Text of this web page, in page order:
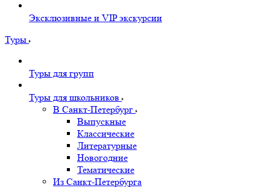
Эксклюзивные и VIP экскурсии
Туры
Туры для групп
Туры для школьников
В Санкт-Петербург
Выпускные
Классические
Литературные
Новогодние
Тематические
Из Санкт-Петербурга